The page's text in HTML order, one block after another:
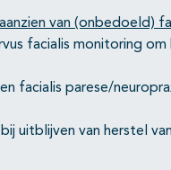
dichtklappen
dichtklappen
van (onbedoeld)
facialis monitoring
facialis parese/
uitblijven van herstel